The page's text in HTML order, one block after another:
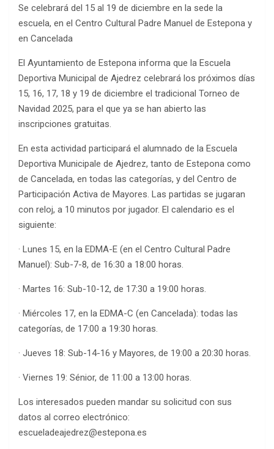
Se celebrará del 15 al 19 de diciembre en la sede la
escuela, en el Centro Cultural Padre Manuel de Estepona y
en Cancelada
El Ayuntamiento de Estepona informa que la Escuela
Deportiva Municipal de Ajedrez celebrará los próximos días
15, 16, 17, 18 y 19 de diciembre el tradicional Torneo de
Navidad 2025, para el que ya se han abierto las
inscripciones gratuitas.
En esta actividad participará el alumnado de la Escuela
Deportiva Municipale de Ajedrez, tanto de Estepona como
de Cancelada, en todas las categorías, y del Centro de
Participación Activa de Mayores. Las partidas se jugaran
con reloj, a 10 minutos por jugador. El calendario es el
siguiente:
· Lunes 15, en la EDMA-E (en el Centro Cultural Padre
Manuel): Sub-7-8, de 16:30 a 18:00 horas.
· Martes 16: Sub-10-12, de 17:30 a 19:00 horas.
· Miércoles 17, en la EDMA-C (en Cancelada): todas las
categorías, de 17:00 a 19:30 horas.
· Jueves 18: Sub-14-16 y Mayores, de 19:00 a 20:30 horas.
· Viernes 19: Sénior, de 11:00 a 13:00 horas.
Los interesados pueden mandar su solicitud con sus
datos al correo electrónico:
escueladeajedrez@estepona.es